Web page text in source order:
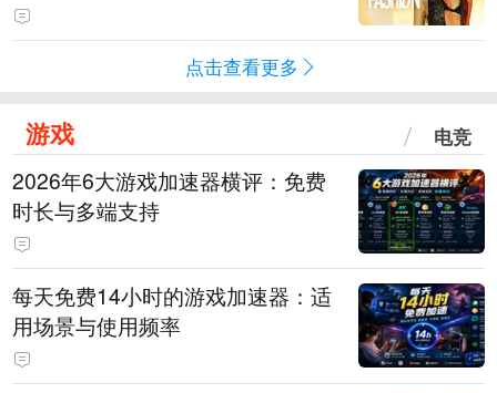
点击查看更多
游戏 电竞
2026年6大游戏加速器横评：免费
时长与多端支持
每天免费14小时的游戏加速器：适
用场景与使用频率